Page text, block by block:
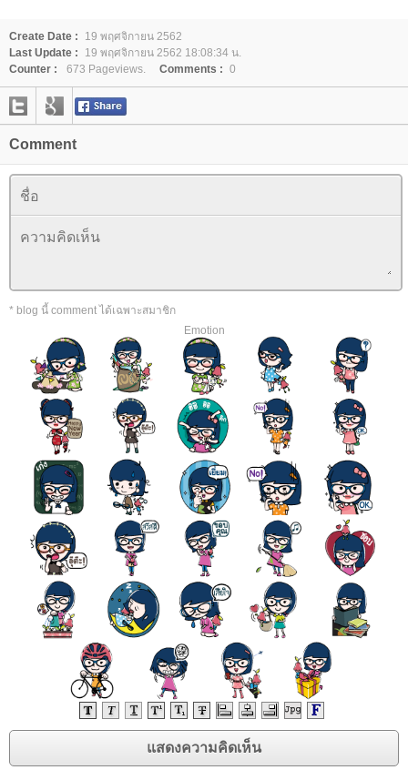
Create Date :
19 พฤศจิกายน 2562
Last Update :
19 พฤศจิกายน 2562 18:08:34 น.
Counter :
673 Pageviews. Comments : 0
Comment
* blog นี้ comment ได้เฉพาะสมาชิก
Emotion